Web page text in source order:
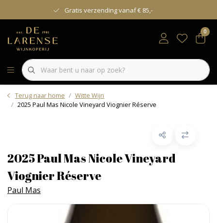
Gratis verzending vanaf € 85,-
0
Terug naar home
Witte Wijn
2025 Paul Mas Nicole Vineyard Viognier Réserve
2025 Paul Mas Nicole Vineyard
Viognier Réserve
Paul Mas